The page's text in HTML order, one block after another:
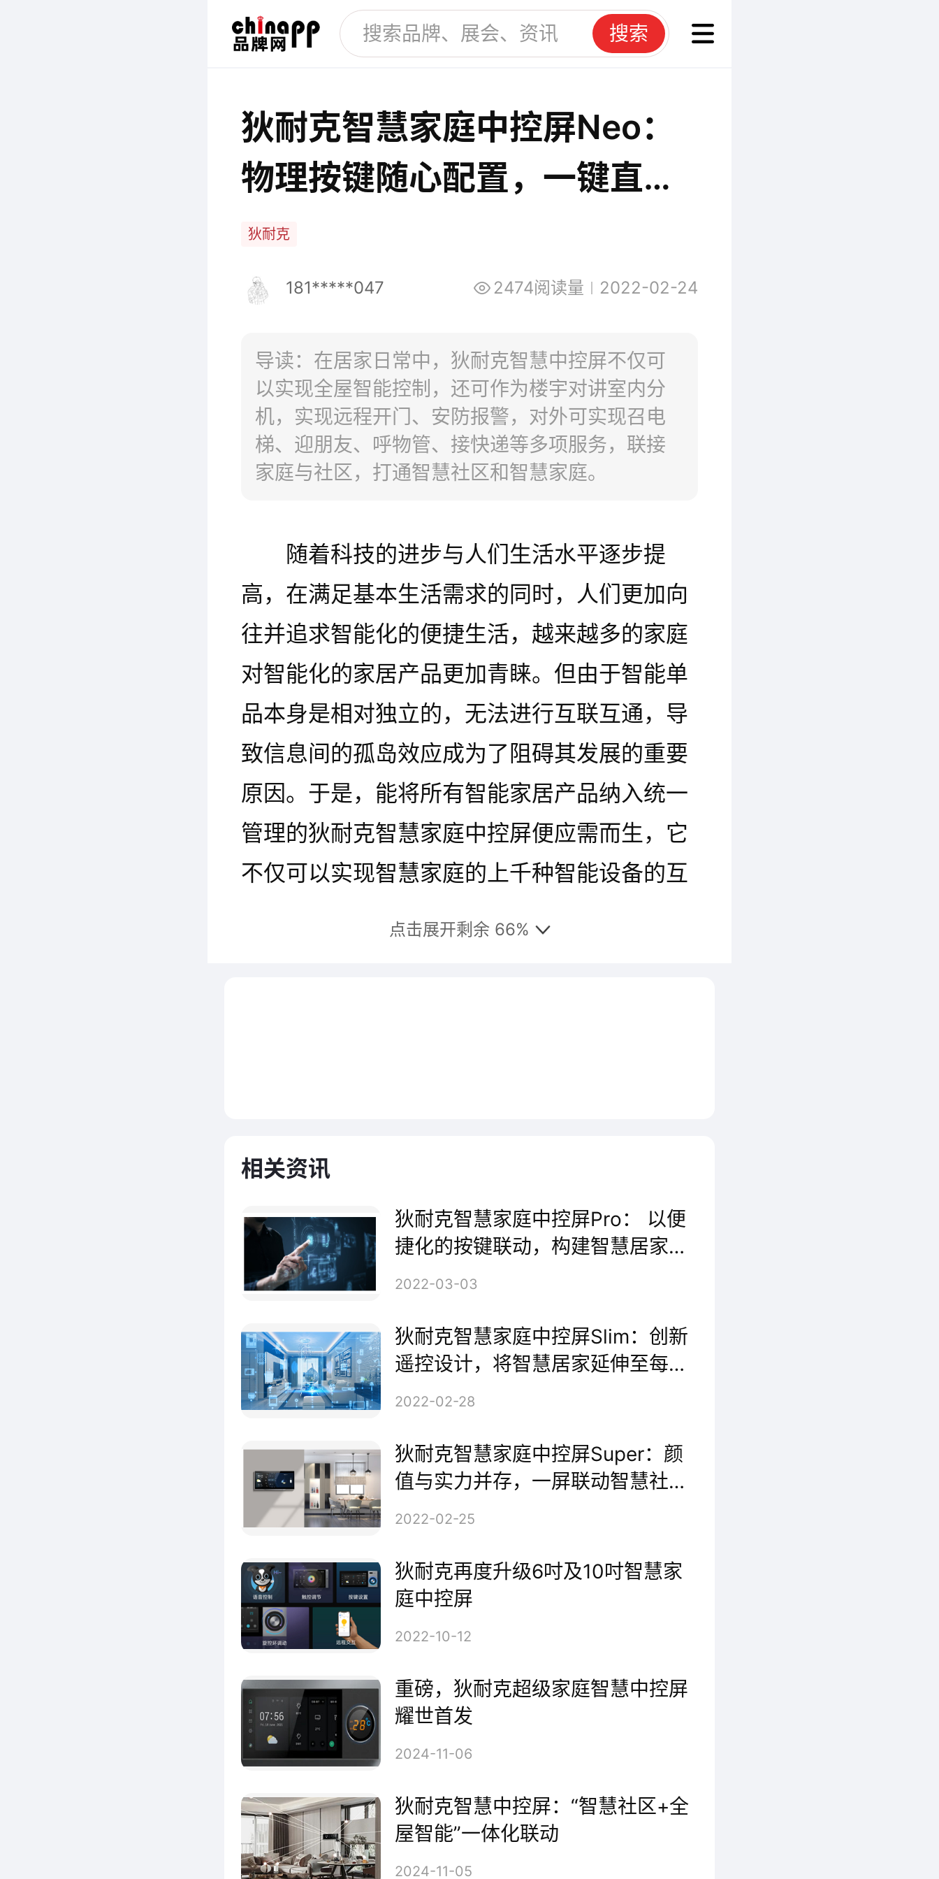
搜索
狄耐克智慧家庭中控屏Neo：
物理按键随心配置，一键直达
智慧生活！
狄耐克
181*****047 2474阅读量 2022-02-24
导读：在居家日常中，狄耐克智慧中控屏不仅可
以实现全屋智能控制，还可作为楼宇对讲室内分
机，实现远程开门、安防报警，对外可实现召电
梯、迎朋友、呼物管、接快递等多项服务，联接
家庭与社区，打通智慧社区和智慧家庭。
随着科技的进步与人们生活水平逐步提
高，在满足基本生活需求的同时，人们更加向
往并追求智能化的便捷生活，越来越多的家庭
对智能化的家居产品更加青睐。但由于智能单
品本身是相对独立的，无法进行互联互通，导
致信息间的孤岛效应成为了阻碍其发展的重要
原因。于是，能将所有智能家居产品纳入统一
管理的狄耐克智慧家庭中控屏便应需而生，它
不仅可以实现智慧家庭的上千种智能设备的互
走进电梯不再需要触碰按键，直接就能到达居
住楼层。当你进入房屋时，音乐响起、灯光依
次开启、浴室的热水早已备好，就像一个知心
爱人一般等你回家。
一屏联动，全屋智能
以实现全屋智能控制，还可作为楼宇对讲室内
分机，实现远程开门、安防报警，对外可实现
务，联接家庭与社区，打通智慧社区和智慧家
庭。
点击展开剩余 66%
相关资讯
狄耐克智慧家庭中控屏Pro： 以便
捷化的按键联动，构建智慧居家全
新体验
2022-03-03
狄耐克智慧家庭中控屏Slim：创新
遥控设计，将智慧居家延伸至每一
角落
2022-02-28
狄耐克智慧家庭中控屏Super：颜
值与实力并存，一屏联动智慧社区
与家庭
2022-02-25
狄耐克再度升级6吋及10吋智慧家
庭中控屏
2022-10-12
重磅，狄耐克超级家庭智慧中控屏
耀世首发
2024-11-06
狄耐克智慧中控屏：“智慧社区+全
屋智能”一体化联动
2024-11-05